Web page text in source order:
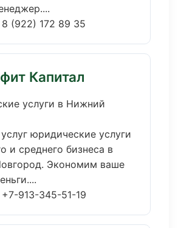
8 (922) 172 89 35
Капитал
услуги в Нижний
юридические услуги
и среднего бизнеса в
Экономим ваше
+7-913-345-51-19